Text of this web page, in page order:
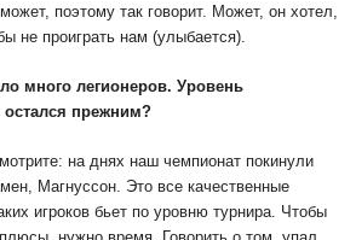
поэтому так говорит. Может, он хотел,
не проиграть нам (улыбается).
много легионеров. Уровень
прежним?
на днях наш чемпионат покинули
Магнуссон. Это все качественные
игроков бьет по уровню турнира. Чтобы